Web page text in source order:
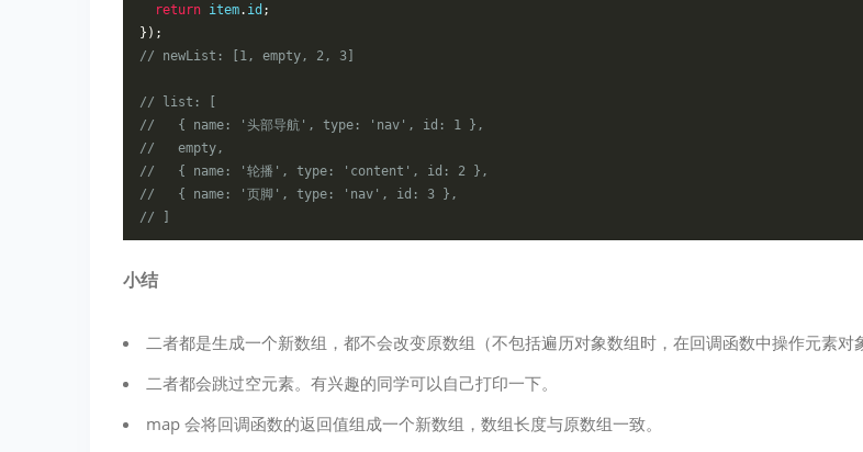
return item. id ;
});
// newList: [1, empty, 2, 3]
// list: [
//   { name: '头部导航', type: 'nav', id: 1 },
//   empty,
//   { name: '轮播', type: 'content', id: 2 },
//   { name: '页脚', type: 'nav', id: 3 },
// ]
小结
二者都是生成一个新数组，都不会改变原数组（不包括遍历对象数组时，在回调函数中操作元素对
二者都会跳过空元素。有兴趣的同学可以自己打印一下。
map 会将回调函数的返回值组成一个新数组，数组长度与原数组一致。